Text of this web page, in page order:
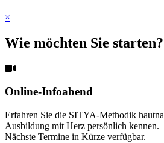
×
Wie möchten Sie starten?
Online-Infoabend
Erfahren Sie die SITYA-Methodik
Ausbildung mit Herz persönlich kennen.
Nächste Termine in Kürze verfügbar.